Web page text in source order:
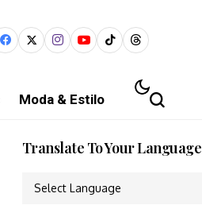
Moda & Estilo
Translate To Your Language